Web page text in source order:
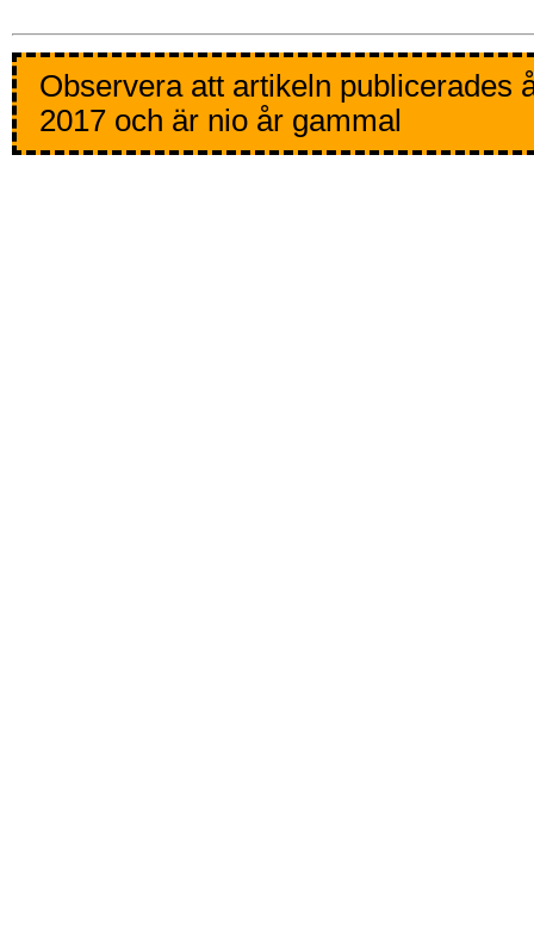
Observera att artikeln publicerades
2017 och är nio år gammal